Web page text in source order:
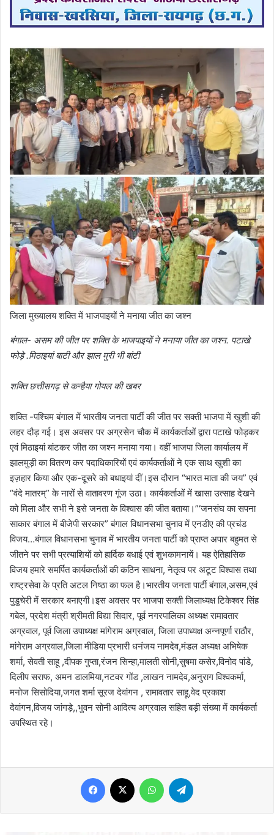
जिला मुख्यालय शक्ति में भाजपाइयों ने मनाया जीत का जश्न
बंगाल- असम की जीत पर शक्ति के भाजपाइयों ने मनाया जीत का जश्न. पटाखे
फोड़े .मिठाइयां बाटी और झाल मुरी भी बांटी
शक्ति छत्तीसगढ़ से कन्हैया गोयल की खबर
शक्ति -पश्चिम बंगाल में भारतीय जनता पार्टी की जीत पर सक्ती भाजपा में खुशी की
लहर दौड़ गई। इस अवसर पर अग्रसेन चौक में कार्यकर्ताओं द्वारा पटाखे फोड़कर
एवं मिठाइयां बांटकर जीत का जश्न मनाया गया। वहीं भाजपा जिला कार्यालय में
झालमुड़ी का वितरण कर पदाधिकारियों एवं कार्यकर्ताओं ने एक साथ खुशी का
इज़हार किया और एक-दूसरे को बधाइयां दीं।इस दौरान “भारत माता की जय” एवं
“वंदे मातरम्” के नारों से वातावरण गूंज उठा। कार्यकर्ताओं में खासा उत्साह देखने
को मिला और सभी ने इसे जनता के विश्वास की जीत बताया।”‘जनसंघ का सपना
साकार बंगाल में बीजेपी सरकार” बंगाल विधानसभा चुनाव में एनडीए की प्रचंड
विजय…बंगाल विधानसभा चुनाव में भारतीय जनता पार्टी को प्राप्त अपार बहुमत से
जीतने पर सभी प्रत्याशियों को हार्दिक बधाई एवं शुभकामनायें। यह ऐतिहासिक
विजय हमारे समर्पित कार्यकर्ताओं की कठिन साधना, नेतृत्व पर अटूट विश्वास तथा
राष्ट्रसेवा के प्रति अटल निष्ठा का फल है।भारतीय जनता पार्टी बंगाल,असम,एवं
पुडुचेरी में सरकार बनाएगी।इस अवसर पर भाजपा सक्ती जिलाध्यक्ष टिकेश्वर सिंह
गबेल, प्रदेश मंत्री श्रीमती विद्या सिदार, पूर्व नगरपालिका अध्यक्ष रामावतार
अग्रवाल, पूर्व जिला उपाध्यक्ष मांगेराम अग्रवाल, जिला उपाध्यक्ष अन्नपूर्णा राठौर,
मांगेराम अग्रवाल,जिला मीडिया प्रभारी धनंजय नामदेव,मंडल अध्यक्ष अभिषेक
शर्मा, सेवती साहू ,दीपक गुप्ता,रंजन सिन्हा,मालती सोनी,सुषमा कसेर,विनोद पांडे,
दिलीप सराफ, अमन डालमिया,नटवर गोंड ,लाखन नामदेव,अनुराग विश्वकर्मा,
मनोज सिसोदिया,जगत शर्मा सूरज देवांगन , रामावतार साहू,वेद प्रकाश
देवांगन,विजय जांगड़े,,भुवन सोनी आदित्य अग्रवाल सहित बड़ी संख्या में कार्यकर्ता
उपस्थित रहे।
Facebook WhatsApp